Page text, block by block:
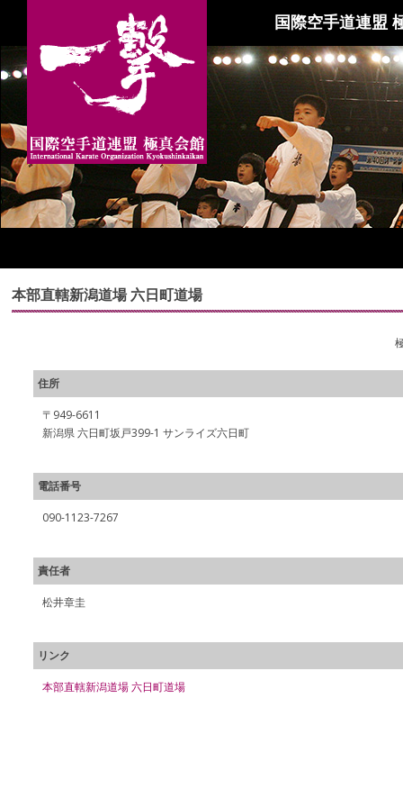
国際空手道連盟
本部直轄新潟道場 六日町道場
住所
〒949-6611
新潟県 六日町坂戸399-1 サンライズ六日町
電話番号
090-1123-7267
責任者
松井章圭
リンク
本部直轄新潟道場 六日町道場